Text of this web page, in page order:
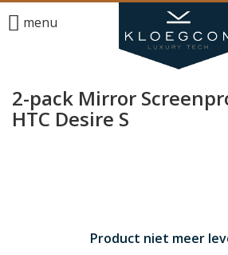
menu
2-pack Mirror
HTC Desire S
Product niet meer